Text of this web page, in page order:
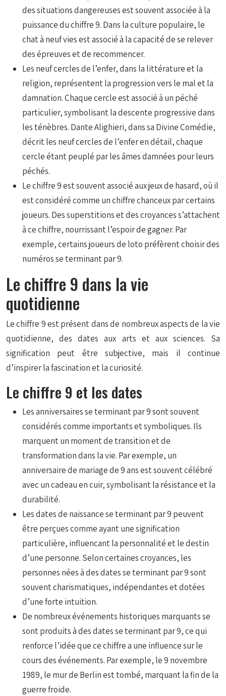
des situations dangereuses est souvent associée à la
puissance du chiffre 9. Dans la culture populaire, le
chat à neuf vies est associé à la capacité de se relever
des épreuves et de recommencer.
Les neuf cercles de l’enfer, dans la littérature et la
religion, représentent la progression vers le mal et la
damnation. Chaque cercle est associé à un péché
particulier, symbolisant la descente progressive dans
les ténèbres. Dante Alighieri, dans sa Divine Comédie,
décrit les neuf cercles de l’enfer en détail, chaque
cercle étant peuplé par les âmes damnées pour leurs
péchés.
Le chiffre 9 est souvent associé aux jeux de hasard, où il
est considéré comme un chiffre chanceux par certains
joueurs. Des superstitions et des croyances s’attachent
à ce chiffre, nourrissant l’espoir de gagner. Par
exemple, certains joueurs de loto préfèrent choisir des
numéros se terminant par 9.
Le chiffre 9 dans la vie
quotidienne
Le chiffre 9 est présent dans de nombreux aspects de la vie
quotidienne, des dates aux arts et aux sciences. Sa
signification peut être subjective, mais il continue
d’inspirer la fascination et la curiosité.
Le chiffre 9 et les dates
Les anniversaires se terminant par 9 sont souvent
considérés comme importants et symboliques. Ils
marquent un moment de transition et de
transformation dans la vie. Par exemple, un
anniversaire de mariage de 9 ans est souvent célébré
avec un cadeau en cuir, symbolisant la résistance et la
durabilité.
Les dates de naissance se terminant par 9 peuvent
être perçues comme ayant une signification
particulière, influencant la personnalité et le destin
d’une personne. Selon certaines croyances, les
personnes nées à des dates se terminant par 9 sont
souvent charismatiques, indépendantes et dotées
d’une forte intuition.
De nombreux événements historiques marquants se
sont produits à des dates se terminant par 9, ce qui
renforce l’idée que ce chiffre a une influence sur le
cours des événements. Par exemple, le 9 novembre
1989, le mur de Berlin est tombé, marquant la fin de la
guerre froide.